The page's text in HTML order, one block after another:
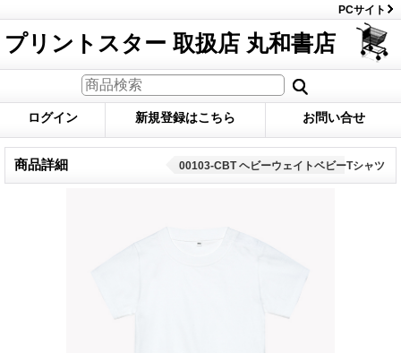
PCサイト
プリントスター 取扱店 丸和書店
ログイン 新規登録はこちら お問い合せ
商品詳細 00103-CBT ヘビーウェイトベビーTシャツ